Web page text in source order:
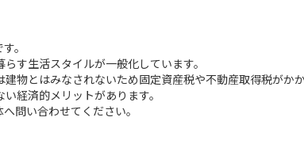
。
す生活スタイルが一般化しています。
物とはみなされないため固定資産税や不動産取得税がか
経済的メリットがあります。
問い合わせてください。